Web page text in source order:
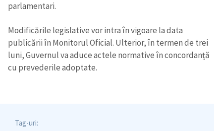
parlamentari.
Modificările legislative vor intra în vigoare la data
publicării în Monitorul Oficial. Ulterior, în termen de trei
luni, Guvernul va aduce actele normative în concordanță
cu prevederile adoptate.
Tag-uri: